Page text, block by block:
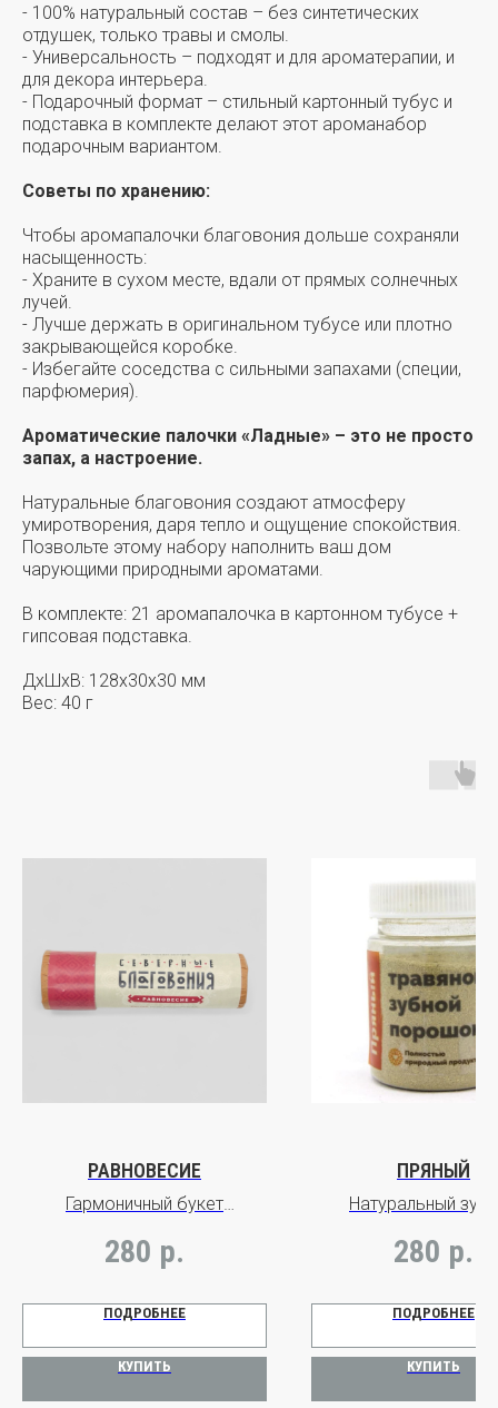
- 100% натуральный состав – без синтетических
отдушек, только травы и смолы.
- Универсальность – подходят и для ароматерапии, и
для декора интерьера.
- Подарочный формат – стильный картонный тубус и
подставка в комплекте делают этот ароманабор
подарочным вариантом.
Советы по хранению:
Чтобы аромапалочки благовония дольше сохраняли
насыщенность:
- Храните в сухом месте, вдали от прямых солнечных
лучей.
- Лучше держать в оригинальном тубусе или плотно
закрывающейся коробке.
- Избегайте соседства с сильными запахами (специи,
парфюмерия).
Ароматические палочки «Ладные» – это не просто
запах, а настроение.
Натуральные благовония создают атмосферу
умиротворения, даря тепло и ощущение спокойствия.
Позвольте этому набору наполнить ваш дом
чарующими природными ароматами.
В комплекте: 21 аромапалочка в картонном тубусе +
гипсовая подставка.
ДxШxВ: 128x30x30 мм
Вес: 40 г
РАВНОВЕСИЕ
Гармоничный букет
пряных нот
280 р.
ПОДРОБНЕЕ
КУПИТЬ
ПРЯНЫЙ
Натуральный
для ежедневного
280 р.
ПОДРОБНЕЕ
КУПИТЬ